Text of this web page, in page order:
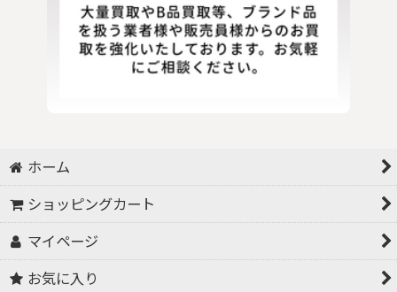
ホーム
ショッピングカート
マイページ
お気に入り